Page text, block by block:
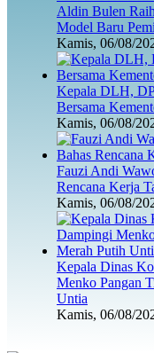
Aldin Bulen
Model Baru
Kamis, 06/08/
Kepala DLH,
Bersama
Kamis, 06/08/
Fauzi Andi
Rencana Kerja
Kamis, 06/08/
Kepala Dinas
Menko Pangan
Untia
Kamis, 06/08/